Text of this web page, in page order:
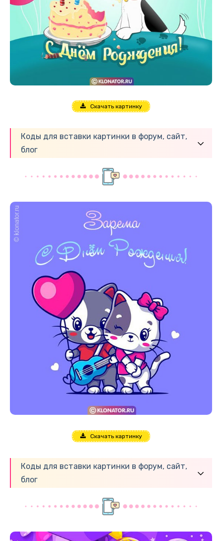
Скачать картинку
Коды для вставки картинки в форум, сайт,
блог
Скачать картинку
Коды для вставки картинки в форум, сайт,
блог